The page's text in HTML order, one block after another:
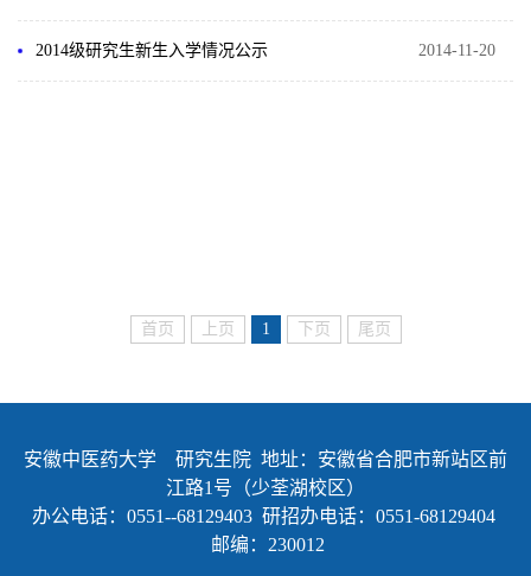
2014-11-20
2014级研究生新生入学情况公示
首页 上页 1 下页 尾页
安徽中医药大学 研究生院 地址：安徽省合肥市新站区前
江路1号（少荃湖校区）
办公电话：0551--68129403 研招办电话：0551-68129404
邮编：230012